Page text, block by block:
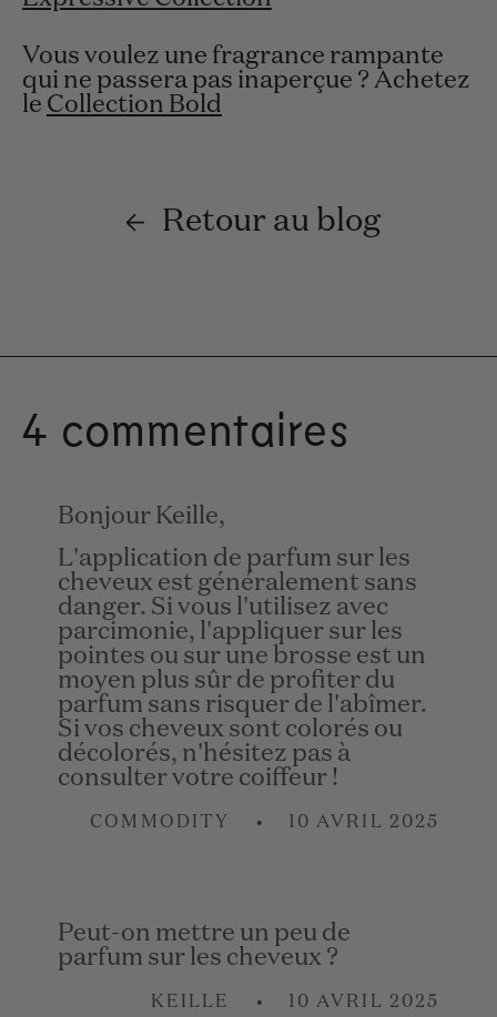
Vous voulez une fragrance rampante
qui ne passera pas inaperçue ? Achetez
le Collection Bold
Retour au blog
4 commentaires
Bonjour Keille,
L'application de parfum sur les
cheveux est généralement sans
danger. Si vous l'utilisez avec
parcimonie, l'appliquer sur les
pointes ou sur une brosse est un
moyen plus sûr de profiter du
parfum sans risquer de l'abîmer.
Si vos cheveux sont colorés ou
décolorés, n'hésitez pas à
consulter votre coiffeur !
COMMODITY 10 AVRIL 2025
Peut-on mettre un peu de
parfum sur les cheveux ?
KEILLE 10 AVRIL 2025